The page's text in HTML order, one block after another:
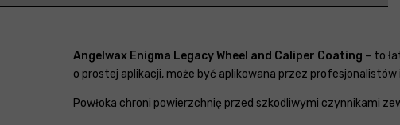
Angelwax Enigma Legacy Wheel and Caliper Coating – to
o prostej aplikacji, może być aplikowana przez
Powłoka chroni powierzchnię przed szkodliwymi czynnikami